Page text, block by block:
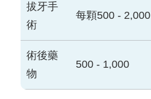
拔牙手
術
每顆500 - 2,000
術後藥
物
500 - 1,000